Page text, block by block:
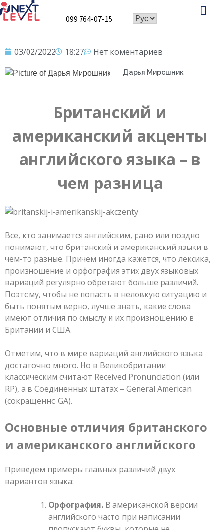
099 764-07-15
03/02/2022 18:27 Нет коментариев
Дарья Мирошник
Британский и
американский акценты
английского языка – в
чем разница
Все, кто занимается английским, рано или поздно
понимают, что британский и американский языки в
чем-то разные. Причем иногда кажется, что лексика,
произношение и орфография этих двух языковых
вариаций регулярно обретают больше различий.
Поэтому, чтобы не попасть в неловкую ситуацию и
быть понятым верно, лучше знать, какие слова
имеют отличия по смыслу и их произношению в
Британии и США.
Отметим, что в мире вариаций английского языка
достаточно много. Но в Великобритании
классическим считают Received Pronunciation (или
RP), а в Соединенных штатах – General American
(сокращенно GA).
Основные отличия британского
и американского английского
Приведем примеры главных различий двух
вариантов языка:
Орфография. В американской версии
английского часто при написании